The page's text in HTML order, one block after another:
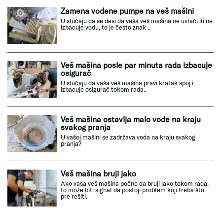
Zamena vodene pumpe na veš mašini
U slučaju da se desi da vaša veš mašina ne uvlači ili ne
izbacuje vodu, to je često znak ..
Veš mašina posle par minuta rada izbacuje
osigurač
U slučaju da vaša veš mašina pravi kratak spoj i
izbacuje osigurač tokom rada..
Veš mašina ostavlja malo vode na kraju
svakog pranja
U vašoj mašini se zadržava voda na kraju svakog
pranja?
Veš mašina bruji jako
Ako vaša veš mašina počne da bruji jako tokom rada,
to može biti signal da postoji problem koji treba što
pre rešiti.